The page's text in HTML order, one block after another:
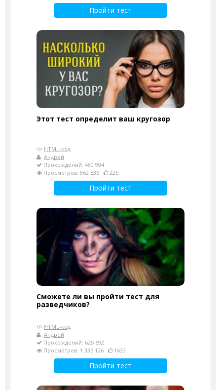
Пройти тест
Этот тест определит ваш кругозор
HTML-код
Андрей
Прохождений: 480 994
Просмотров: 862 536
225
Пройти тест
Сможете ли вы пройти тест для
разведчиков?
HTML-код
Андрей
Прохождений: 625 692
Просмотров: 1 335 126
1633
Пройти тест